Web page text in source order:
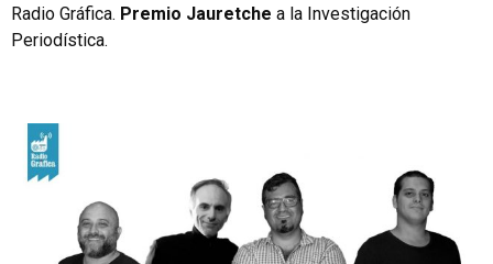
Radio Gráfica. Premio Jauretche a la Investigación
Periodística.